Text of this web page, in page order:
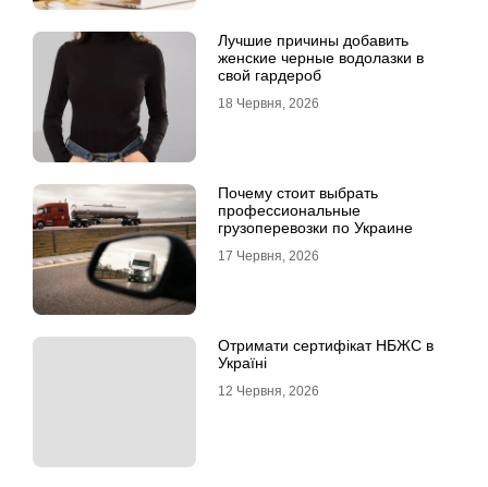
Лучшие причины добавить
женские черные водолазки в
свой гардероб
18 Червня, 2026
Почему стоит выбрать
профессиональные
грузоперевозки по Украине
17 Червня, 2026
Отримати сертифікат НБЖС в
Україні
12 Червня, 2026